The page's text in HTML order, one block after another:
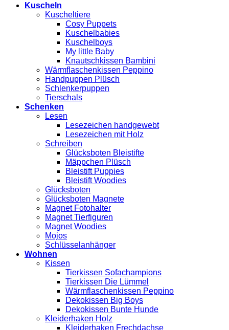
Kuscheln
Kuscheltiere
Cosy Puppets
Kuschelbabies
Kuschelboys
My little Baby
Knautschkissen Bambini
Wärmflaschenkissen Peppino
Handpuppen Plüsch
Schlenkerpuppen
Tierschals
Schenken
Lesen
Lesezeichen handgewebt
Lesezeichen mit Holz
Schreiben
Glücksboten Bleistifte
Mäppchen Plüsch
Bleistift Puppies
Bleistift Woodies
Glücksboten
Glücksboten Magnete
Magnet Fotohalter
Magnet Tierfiguren
Magnet Woodies
Mojos
Schlüsselanhänger
Wohnen
Kissen
Tierkissen Sofachampions
Tierkissen Die Lümmel
Wärmflaschenkissen Peppino
Dekokissen Big Boys
Dekokissen Bunte Hunde
Kleiderhaken Holz
Kleiderhaken Frechdachse